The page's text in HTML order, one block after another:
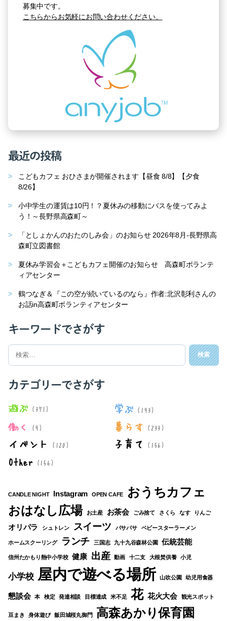
募集中です。
こちらからお気軽にお問い合わせください。
最近の投稿
こどもカフェ おひさまが開催されます【昼食 8/8】【夕食
8/26】
小中学生の運賃は10円！？夏休みの移動にバスを使ってみよ
う！～長野県高森町～
「としょかんのおたのしみ会」のお知らせ 2026年8月-長野県高
森町立図書館
夏休み学習会＋こどもカフェ開催のお知らせ 高森町ボランテ
ィアセンター
鶴つなぎ＆『この空が続いているのなら』作者:北沢彰利さんの
お話in高森町ボランティアセンター
キーワードでさがす
検
対
カテゴリーでさがす
遊ぶ (371) 学ぶ (193)
働く (9) 暮らす (233)
イベント (120) 子育て (156)
Other(156)
CANDLE NIGHT Instagram OPEN CAFE おうちカフェ
おはなし広場 お土産 お茶会 ごみ捨て さくら なす りんご
オリパラ シュトレン スイーツ パサパサ ベビースターラーメン
ホームスクーリング ランチ 三国志 九十九谷森林公園 伝統芸能
信州たかもり熱中小学校 健康 出産 動画 十二支 大根焚供養 小児
小学校 屋内で遊べる場所 山吹公園 幼児用食器
懇談会 本 検定 発達相談 目標達成 米不足 花 花火大会 観光スポット
豆まき 身体遊び 飯田城桜丸御門 高森あかり保育園